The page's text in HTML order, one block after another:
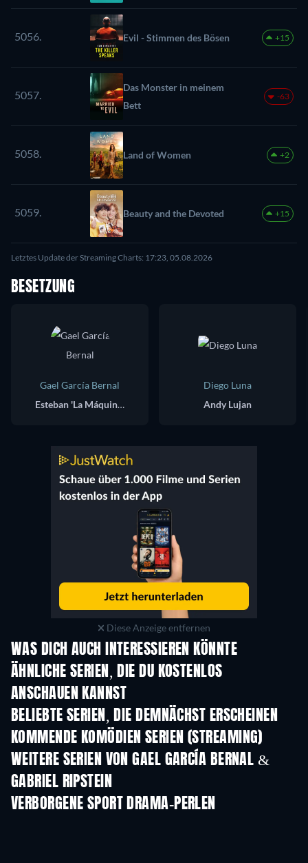
5056. Evil - Stimmen des Bösen +15
5057.
Das Monster in meinem
Bett
-63
5058. Land of Women +2
5059. Beauty and the Devoted +15
Letztes Update der Streaming Charts: 17:23, 05.08.2026
BESETZUNG
Gael García Bernal
Esteban 'La Máquina' Osuna
Diego Luna
Andy Lujan
Diese Anzeige entfernen
WAS DICH AUCH INTERESSIEREN KÖNNTE
Serie
ÄHNLICHE SERIEN, DIE DU KOSTENLOS
ANSCHAUEN KANNST
Serie
BELIEBTE SERIEN, DIE DEMNÄCHST ERSCHEINEN
Serie Serie
KOMMENDE KOMÖDIEN SERIEN (STREAMING)
Staffel 6 Staffel 2
WEITERE SERIEN VON GAEL GARCÍA BERNAL &
GABRIEL RIPSTEIN
Serie
VERBORGENE SPORT DRAMA-PERLEN
Serie